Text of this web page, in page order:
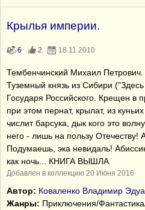
Крылья империи.
6 2 18.11.2010
Тембенчинский Михаил Петрович.
Туземный князь из Сибири
Государя Российского. Крещен в
при этом пернат, крылат, из
числит барсука, дык кого это
него - лишь на пользу Отечеству!
Подумаешь, эка невидаль!
как ночь... КНИГА ВЫШЛА
Добавлен в коллекцию 20 Июня 2016
Автор: Коваленко Владимир
Жанры: Приключения/